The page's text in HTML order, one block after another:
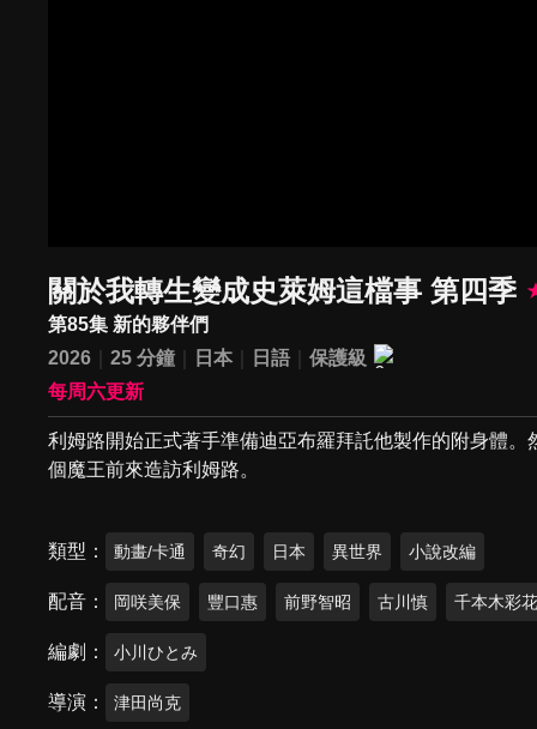
關於我轉生變成史萊姆這檔事 第四季
第85集 新的夥伴們
2026
25 分鐘 日本 日語
保護級
每周六更新
利姆路開始正式著手準備迪亞布羅拜託他製作的附身體
個魔王前來造訪利姆路。
類型 動畫/卡通 奇幻 日本 異世界 小說改編
配音 岡咲美保 豐口惠 前野智昭 古川慎 千本木彩
編劇 小川ひとみ
導演 津田尚克